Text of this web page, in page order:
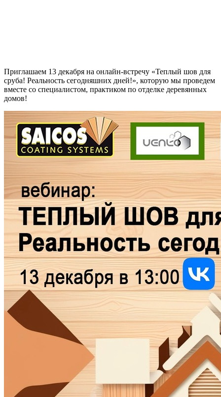
Приглашаем 13 декабря на онлайн-встречу «Теплый шов для
сруба! Реальность сегодняшних дней!», которую мы проведем
вместе со специалистом, практиком по отделке деревянных
домов!